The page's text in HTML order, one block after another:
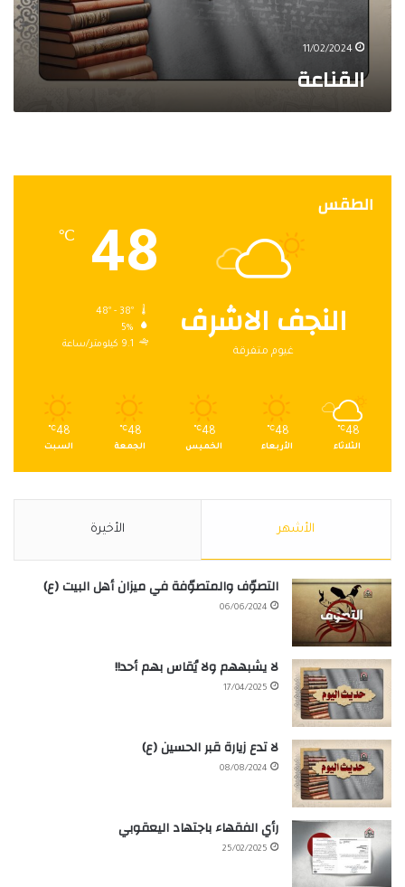
11/02/2024
القناعة
الطقس
النجف الاشرف
غيوم متفرقة
48
℃
5%
9.1 كيلومتر/ساعة
48
℃
الثلاثاء
48
℃
الأربعاء
48
℃
الخميس
48
℃
الجمعة
48
℃
السبت
الأشهر الأخيرة
التصوّف والمتصوّفة في ميزان أهل البيت (ع)
06/06/2024
لا يشبههم ولا يُقاس بهم أحد!!
17/04/2025
لا تدع زيارة قبر الحسين (ع)
08/08/2024
رأي الفقهاء باجتهاد اليعقوبي
25/02/2025